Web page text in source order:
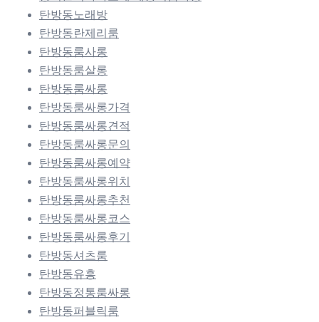
탄방동노래방
탄방동란제리룸
탄방동룸사롱
탄방동룸살롱
탄방동룸싸롱
탄방동룸싸롱가격
탄방동룸싸롱견적
탄방동룸싸롱문의
탄방동룸싸롱예약
탄방동룸싸롱위치
탄방동룸싸롱추천
탄방동룸싸롱코스
탄방동룸싸롱후기
탄방동셔츠룸
탄방동유흥
탄방동정통룸싸롱
탄방동퍼블릭룸